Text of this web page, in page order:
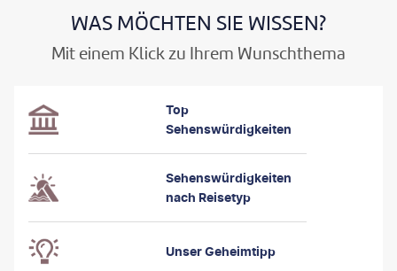
WAS MÖCHTEN SIE WISSEN?
Mit einem Klick zu Ihrem Wunschthema
Top
Sehenswürdigkeiten
Sehenswürdigkeiten
nach Reisetyp
Unser Geheimtipp